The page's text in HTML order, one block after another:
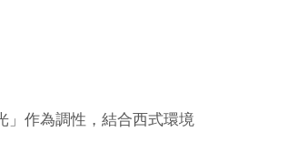
」作為調性，結合西式環境